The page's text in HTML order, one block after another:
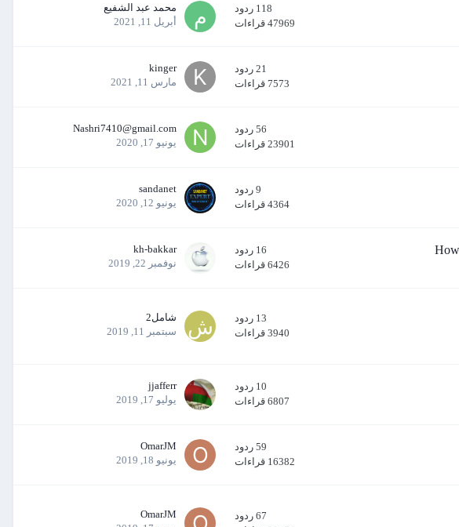
118 ردود
47969 قراءات
محمد عبد الشفيع
أبريل 11, 2021
21 ردود
7573 قراءات
kinger
مارس 11, 2021
56 ردود
23901 قراءات
Nashri7410@gmail.com
يونيو 17, 2020
9 ردود
4364 قراءات
sandanet
يونيو 12, 2020
16 ردود
6426 قراءات
kh-bakkar
نوفمبر 22, 2019
13 ردود
3940 قراءات
شامل2
سبتمبر 11, 2019
10 ردود
6807 قراءات
jjafferr
يوليو 17, 2019
59 ردود
16382 قراءات
OmarJM
يونيو 18, 2019
67 ردود
OmarJM